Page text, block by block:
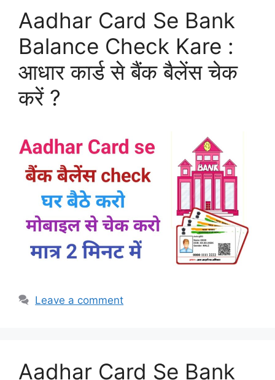
Aadhar Card Se Bank
Balance Check Kare :
आधार कार्ड से बैंक बैलेंस चेक
करें ?
Leave a comment
Aadhar Card Se Bank